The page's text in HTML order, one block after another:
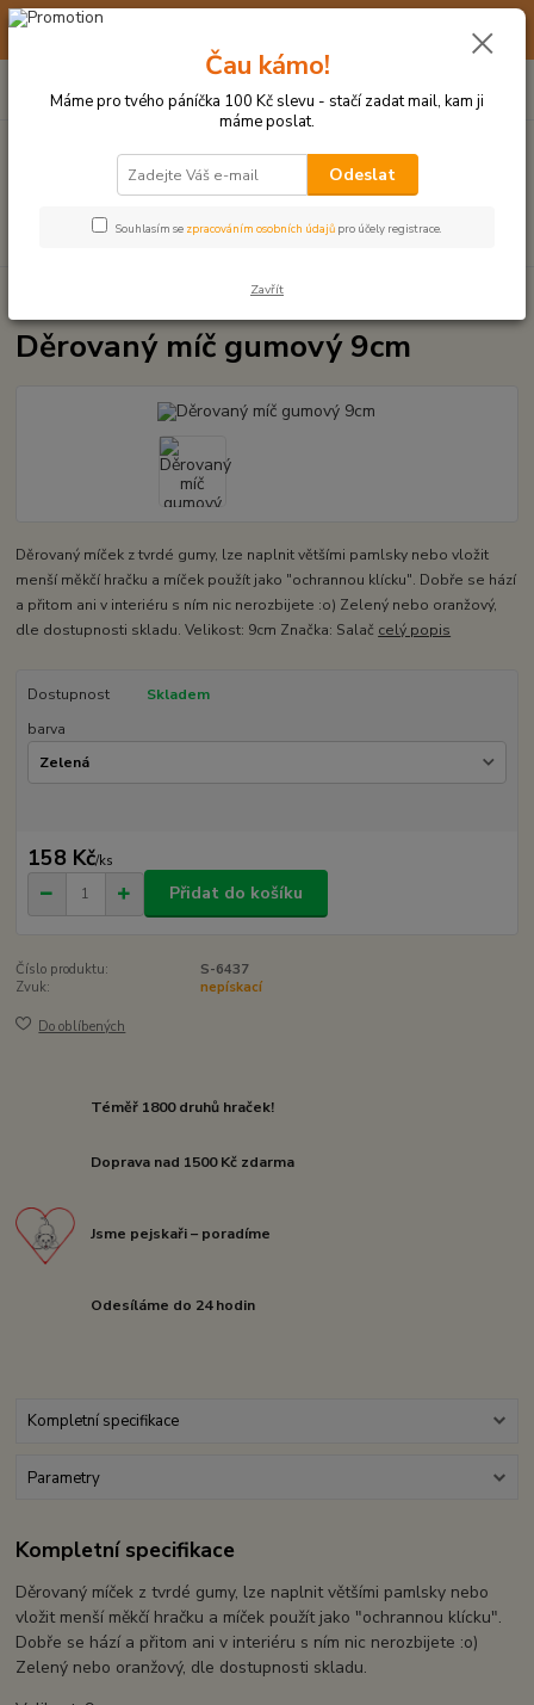
☀️ 10. - 14. SRPNA 2026 MÁME DOVOLENOU ☀️ OBJEDNÁVKY
Hledat
po–pá: 9–17 hod.
za0 Kč
HRAČKY Z TVRDÉ GUMY, PLASTU
Děrovaný míč gumový 9cm
Děrovaný míček z tvrdé gumy, lze naplnit většími pamlsky nebo vložit
menší měkčí hračku a míček použít jako "ochrannou klícku". Dobře se hází
a přitom ani v interiéru s ním nic nerozbijete :o) Zelený nebo oranžový,
dle dostupnosti skladu. Velikost: 9cm Značka: Salač celý popis
Dostupnost
Skladem
barva
158 Kč/ks
Přidat do košíku
Číslo produktu:
S-6437
Zvuk:
nepískací
Do oblíbených
Téměř 1800 druhů hraček!
Doprava nad 1500 Kč zdarma
Jsme pejskaři – poradíme
Odesíláme do 24 hodin
Kompletní specifikace
Parametry
Kompletní specifikace
Děrovaný míček z tvrdé gumy, lze naplnit většími pamlsky nebo
vložit menší měkčí hračku a míček použít jako "ochrannou klícku".
Dobře se hází a přitom ani v interiéru s ním nic nerozbijete :o)
Zelený nebo oranžový, dle dostupnosti skladu.
Čau kámo!
Máme pro tvého páníčka 100 Kč slevu - stačí zadat mail, kam ji
máme poslat.
Odeslat
Souhlasím se zpracováním osobních údajů pro účely registrace.
Zavřít